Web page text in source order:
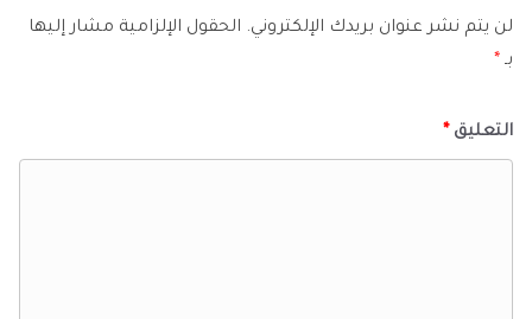
لن يتم نشر عنوان بريدك الإلكتروني. الحقول الإلزامية مشار إليها
بـ *
التعليق *